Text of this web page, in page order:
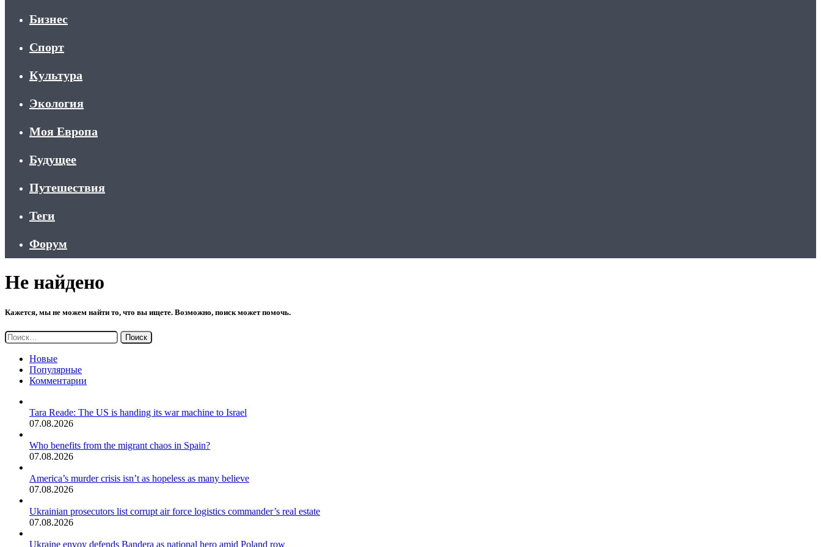
Бизнес
Спорт
Культура
Экология
Моя Европа
Будущее
Путешествия
Теги
Форум
Не найдено
Кажется, мы не можем найти то, что вы ищете. Возможно, поиск может помочь.
Найти:
Новые
Популярные
Комментарии
Tara Reade: The US is handing its war machine to Israel
07.08.2026
Who benefits from the migrant chaos in Spain?
07.08.2026
America’s murder crisis isn’t as hopeless as many believe
07.08.2026
Ukrainian prosecutors list corrupt air force logistics commander’s real estate
07.08.2026
Ukraine envoy defends Bandera as national hero amid Poland row